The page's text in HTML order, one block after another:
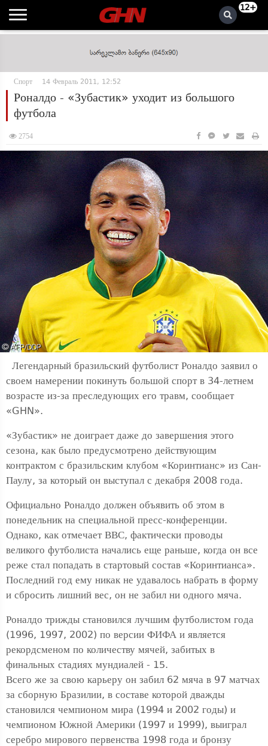
12+
Спорт 14 Февраль 2011, 12:52
Роналдо - «Зубастик» уходит из большого
футбола
2754
Легендарный бразильский футболист Роналдо заявил о
своем намерении покинуть большой спорт в 34-летнем
возрасте из-за преследующих его травм, сообщает
«GHN».
«Зубастик» не доиграет даже до завершения этого
сезона, как было предусмотрено действующим
контрактом с бразильским клубом «Коринтианс» из Сан-
Паулу, за который он выступал с декабря 2008 года.
Официально Роналдо должен объявить об этом в
понедельник на специальной пресс-конференции.
Однако, как отмечает ВВС, фактически проводы
великого футболиста начались еще раньше, когда он все
реже стал попадать в стартовый состав «Коринтианса».
Последний год ему никак не удавалось набрать в форму
и сбросить лишний вес, он не забил ни одного мяча.
Роналдо трижды становился лучшим футболистом года
(1996, 1997, 2002) по версии ФИФА и является
рекордсменом по количеству мячей, забитых в
финальных стадиях мундиалей - 15.
Всего же за свою карьеру он забил 62 мяча в 97 матчах
за сборную Бразилии, в составе которой дважды
становился чемпионом мира (1994 и 2002 годы) и
чемпионом Южной Америки (1997 и 1999), выиграл
серебро мирового первенства 1998 года и бронзу